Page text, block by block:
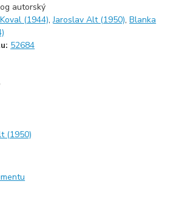
autorský
(1944),Jaroslav Alt (1950),Blanka
52684
(1950)